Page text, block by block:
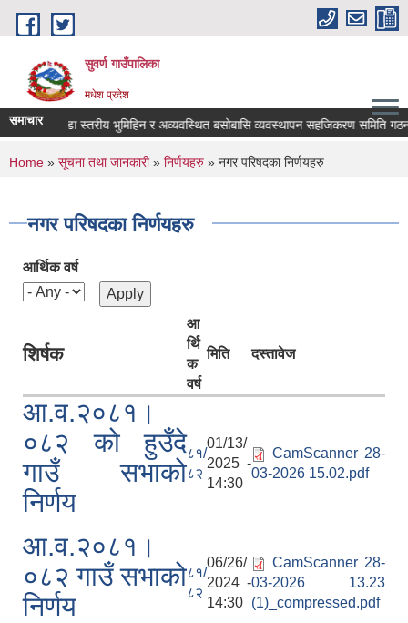
Skip to main content
सुवर्ण गाउँपालिका
मधेश प्रदेश
समाचार वडा स्तरीय भुमिहिन र अव्यवस्थित बसोबासि व्यवस्थापन सहजिकरण समिति गठन
You are here
Home » सूचना तथा जानकारी» निर्णयहरु » नगर परिषदका निर्णयहरु
नगर परिषदका निर्णयहरु
आर्थिक वर्ष
शिर्षक
आ
र्थि
क
वर्ष
मिति दस्तावेज
आ.व.२०८१।
०८२ को हुउँदे
गाउँ सभाको
निर्णय
८१/
८२
01/13/
2025 -
14:30
CamScanner 28-
03-2026 15.02.pdf
आ.व.२०८१।
०८२ गाउँ सभाको
निर्णय
८१/
८२
06/26/
2024 -
14:30
CamScanner 28-
03-2026 13.23
(1)_compressed.pdf